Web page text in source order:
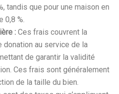
tandis que pour une maison en
0,8 %.
: Ces frais couvrent la
donation au service de la
de garantir la validité
Ces frais sont généralement
de la taille du bien.